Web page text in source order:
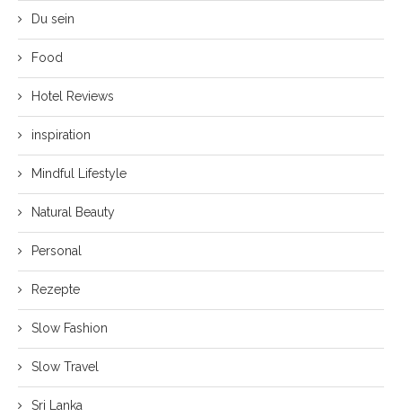
Du sein
Food
Hotel Reviews
inspiration
Mindful Lifestyle
Natural Beauty
Personal
Rezepte
Slow Fashion
Slow Travel
Sri Lanka